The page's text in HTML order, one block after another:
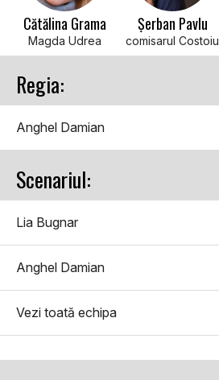
Cătălina Grama
Magda Udrea
Șerban Pavlu
comisarul Costoiu
Regia:
Anghel Damian
Scenariul:
Lia Bugnar
Anghel Damian
Vezi toată echipa